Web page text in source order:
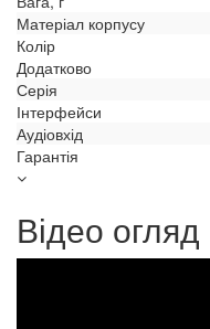
Матеріал корпусу
Колір
Додатково
Серія
Інтерфейси
Аудіовхід
Гарантія
Відео огляд